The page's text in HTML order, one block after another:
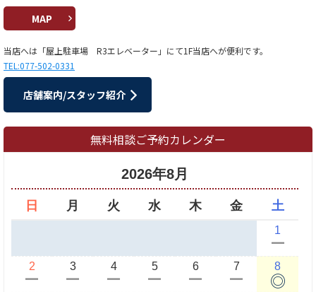
MAP
当店へは「屋上駐車場 R3エレベーター」にて1F当店へが便利です。
TEL:077-502-0331
店舗案内/スタッフ紹介
無料相談ご予約カレンダー
2026年8月
日 月 火 水 木 金 土
1
ー
2
ー
3
ー
4
ー
5
ー
6
ー
7
ー
8
◎